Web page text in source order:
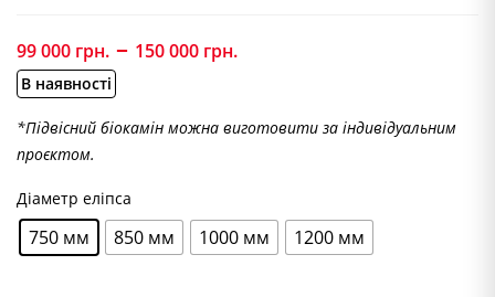
99 000 грн. – 150 000 грн.
000 грн.
В наявності
*Підвісний біокамін можна виготовити за індивідуальним
проєктом.
Діаметр еліпса
750 мм 850 мм 1000 мм 1200 мм